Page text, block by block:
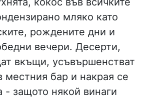
мляко като
рождените дни и
вечери. Десерти,
вкъщи, усъвършенстват
местния бар и накрая се
- защото някой винаги